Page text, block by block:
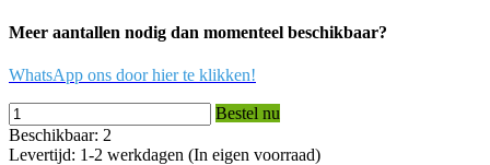
Meer aantallen nodig dan momenteel beschikbaar?
WhatsApp ons door hier te klikken!
Bestel nu
Beschikbaar: 2
Levertijd: 1-2 werkdagen (In eigen voorraad)